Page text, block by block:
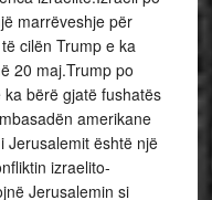
marrëveshje për
cilën Trump e ka
20 maj.Trump po
bërë gjatë fushatës
amerikane
Jerusalemit është një
izraelito-
Jerusalemin si